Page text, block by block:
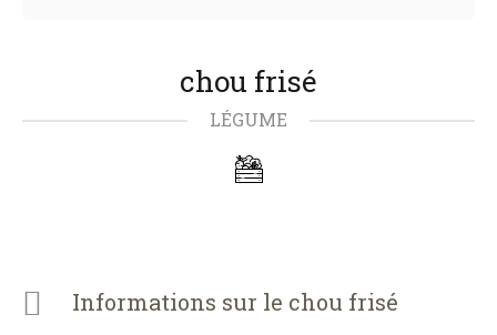
chou frisé
LÉGUME
Informations sur le chou frisé